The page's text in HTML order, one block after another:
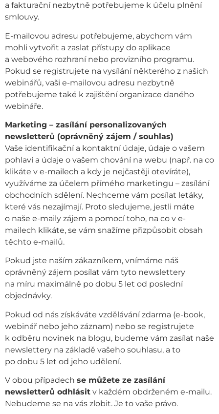
a fakturační nezbytně potřebujeme k účelu plnění
smlouvy.
E-mailovou adresu potřebujeme, abychom vám
mohli vytvořit a zaslat přístupy do aplikace
a webového rozhraní nebo provizního programu.
Pokud se registrujete na vysílání některého z našich
webinářů, vaši e-mailovou adresu nezbytně
potřebujeme také k zajištění organizace daného
webináře.
Marketing – zasílání personalizovaných
newsletterů (oprávněný zájem / souhlas)
Vaše identifikační a kontaktní údaje, údaje o vašem
pohlaví a údaje o vašem chování na webu (např. na co
klikáte v e-mailech a kdy je nejčastěji otevíráte),
využíváme za účelem přímého marketingu – zasílání
obchodních sdělení. Nechceme vám posílat letáky,
které vás nezajímají. Proto sledujeme, jestli máte
o naše e-maily zájem a pomocí toho, na co v e-
mailech klikáte, se vám snažíme přizpůsobit obsah
těchto e-mailů.
Pokud jste naším zákazníkem, vnímáme náš
oprávněný zájem posílat vám tyto newslettery
na míru maximálně po dobu 5 let od poslední
objednávky.
Pokud od nás získáváte vzdělávání zdarma (e-book,
webinář nebo jeho záznam) nebo se registrujete
k odběru novinek na blogu, budeme vám zasílat naše
newslettery na základě vašeho souhlasu, a to
po dobu 5 let od jeho udělení.
V obou případech se můžete ze zasílání
newsletterů odhlásit v každém obdrženém e-mailu.
Nebudeme se na vás zlobit. Je to vaše právo.